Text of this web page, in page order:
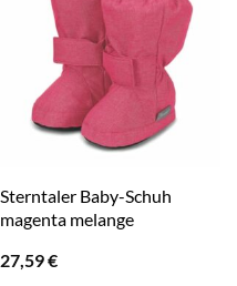
Sterntaler Baby-Schuh
magenta melange
27,59€